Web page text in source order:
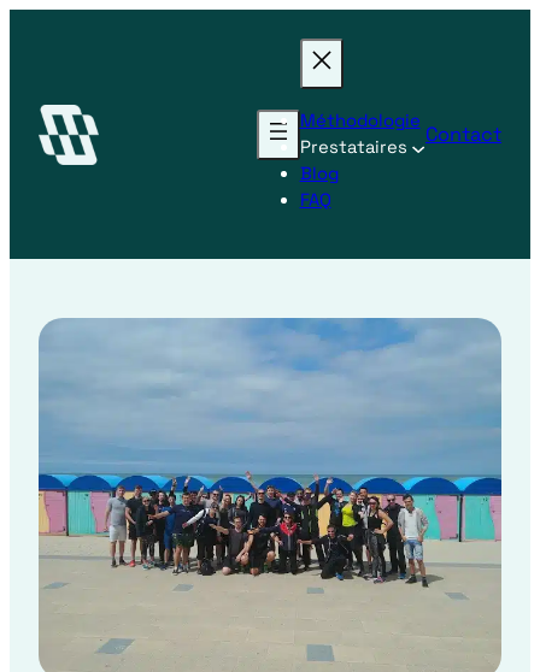
Méthodologie
Prestataires
Blog
FAQ
Contact